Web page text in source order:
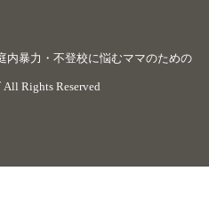
内暴力・不登校に悩むママのための
All Rights Reserved